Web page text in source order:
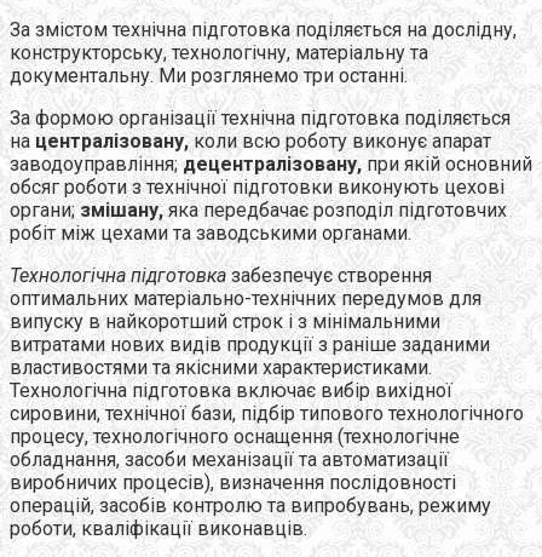
За змістом технічна підготовка поділяється на дослідну,
конструкторську, технологічну, матеріальну та
документальну. Ми розглянемо три останні.
За формою організації технічна підготовка поділяється
на централізовану, коли всю роботу виконує апарат
заводоуправління; децентралізовану, при якій основний
обсяг роботи з технічної підготовки виконують цехові
органи; змішану, яка передбачає розподіл підготовчих
робіт між цехами та заводськими органами.
Технологічна підготовка забезпечує створення
оптимальних матеріально-технічних передумов для
випуску в найкоротший строк і з мінімальними
витратами нових видів продукції з раніше заданими
властивостями та якісними характеристиками.
Технологічна підготовка включає вибір вихідної
сировини, технічної бази, підбір типового технологічного
процесу, технологічного оснащення (технологічне
обладнання, засоби механізації та автоматизації
виробничих процесів), визначення послідовності
операцій, засобів контролю та випробувань, режиму
роботи, кваліфікації виконавців.